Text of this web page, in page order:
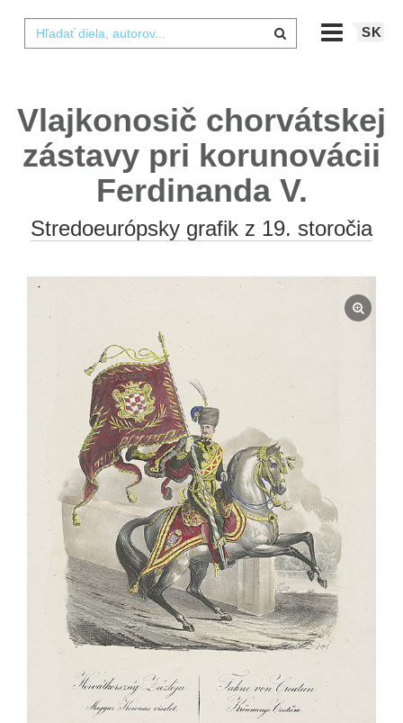
SK
Vlajkonosič chorvátskej
zástavy pri korunovácii
Ferdinanda V.
Stredoeurópsky grafik z 19. storočia